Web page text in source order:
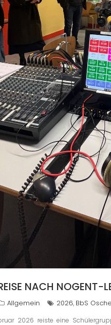
NACH
Allgemein 2026, BbS
2026 reiste eine